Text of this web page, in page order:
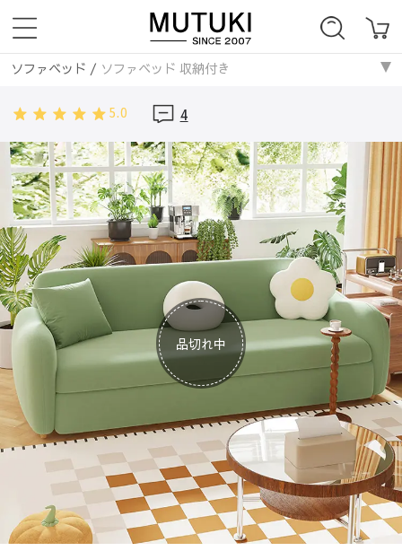
ソファベッド / ソファベッド 収納付き
ソファー/素材/ソファベッド 収納付き
ソファー /ソファーベッド/ソファベッド 収納付き
ソファベッド/サイズ/ソファベッド 収納付き
ソファベッド/素材/ソファベッド 収納付き
5.0 4
品切れ中